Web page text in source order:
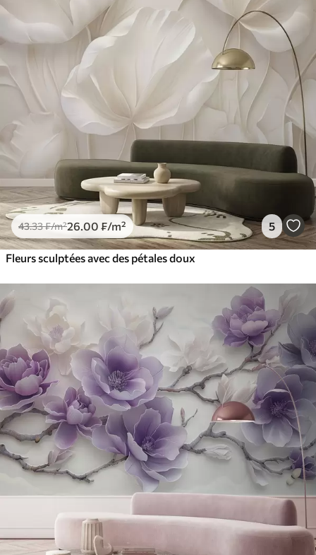
43.33₣/m²26 .00 ₣/m² 5
Fleurs sculptées avec des pétales doux